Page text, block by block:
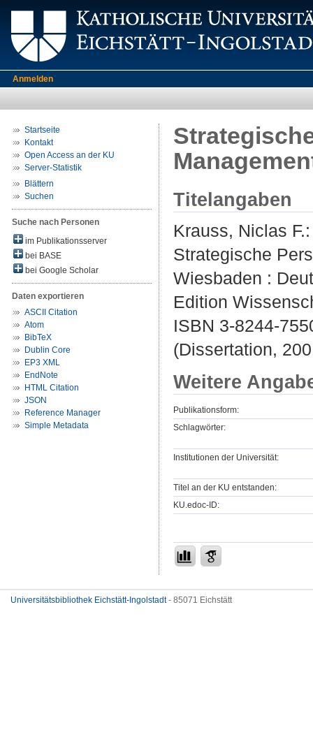
Anmelden
Startseite
Kontakt
Open Access an der KU
Server-Statistik
Blättern
Suchen
Suche nach Personen
im Publikationsserver
bei BASE
bei Google Scholar
Daten exportieren
ASCII Citation
Atom
BibTeX
Dublin Core
EP3 XML
EndNote
HTML Citation
JSON
Reference Manager
Simple Metadata
Titelangaben
Krauss, Niclas F.:
Strategische
Wiesbaden :
Edition
ISBN 3-8244-
(Dissertation,
Weitere
Publikationsform:
Schlagwörter:
Institutionen der Universität:
Titel an der KU entstanden:
KU.edoc-ID:
Universitätsbibliothek Eichstätt-Ingolstadt- 85071 Eichstätt